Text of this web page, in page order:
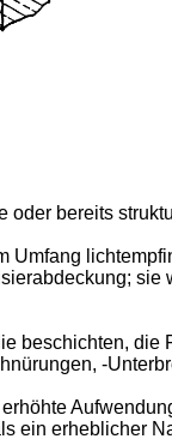
bereits
Umfang
beschichten, die
-
ein erheblicher